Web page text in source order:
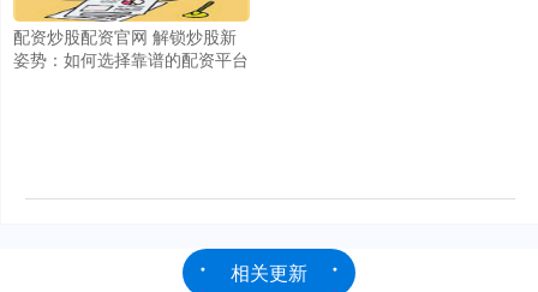
配资炒股配资官网 解锁炒股新
姿势：如何选择靠谱的配资平台
相关更新